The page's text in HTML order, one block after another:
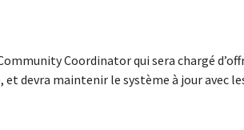
Coordinator qui sera chargé
et devra maintenir le système à jour avec